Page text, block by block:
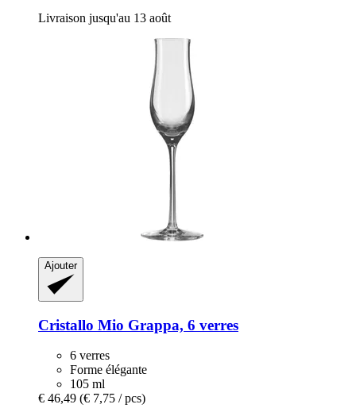
Livraison jusqu'au 13 août
Ajouter
Cristallo Mio Grappa, 6 verres
6 verres
Forme élégante
105 ml
€ 46,49 (€ 7,75 / pcs)